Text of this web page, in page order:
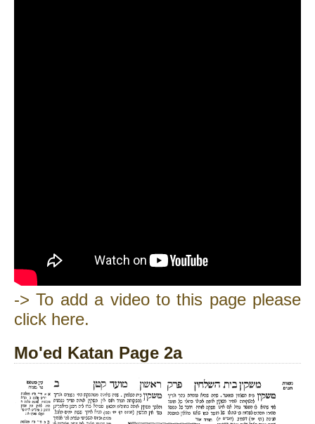
-> To add a video to this page please
click here.
Mo'ed Katan Page 2a